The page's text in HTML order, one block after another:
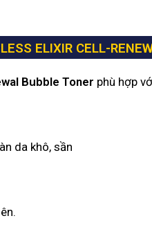
ELIXIR CELL-
Bubble Toner phù hợp
da khô, sần